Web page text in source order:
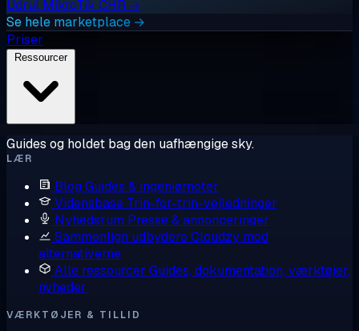
Udrul MikroTik CHR →
Se hele marketplace →
Priser
Ressourcer
Guides og holdet bag den uafhængige sky.
LÆR
Blog Guides & ingeniørnoter
Vidensbase Trin-for-trin-vejledninger
Nyhedsrum Presse & annonceringer
Sammenlign udbydereCloudzy mod
alternativerne
Alle ressourcer Guides, dokumentation, værktøjer,
nyheder
VÆRKTØJER & TILLID